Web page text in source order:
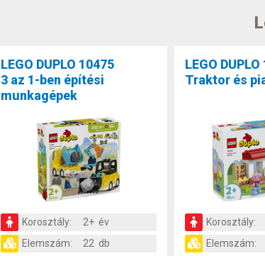
LEGO DUPLO 10475
3 az 1-ben építési
munkagépek
Korosztály:
2+ év
Elemszám:
22 db
LEGO
Traktor és
Korosztály:
Elemszám: